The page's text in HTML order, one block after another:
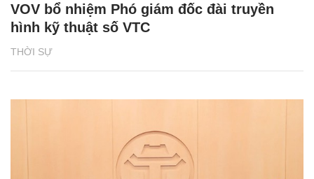
THỜI SỰ
VOV bổ nhiệm Phó giám đốc đài truyền
hình kỹ thuật số VTC